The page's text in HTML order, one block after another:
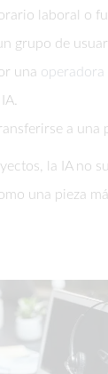
laboral o
grupo de
una operadora
a una
la IA no
una pieza